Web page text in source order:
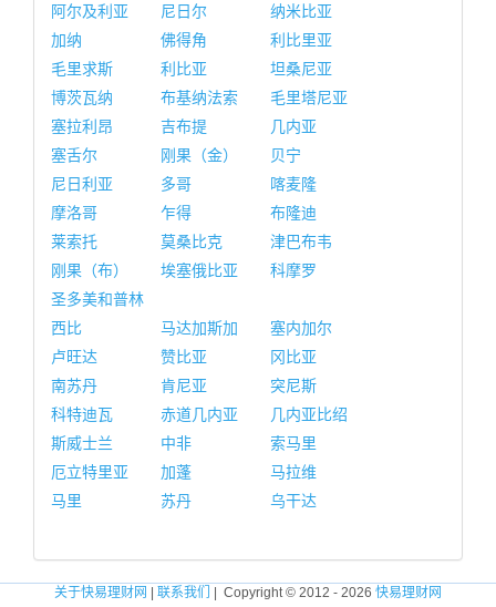
阿尔及利亚
尼日尔
纳米比亚
加纳
佛得角
利比里亚
毛里求斯
利比亚
坦桑尼亚
博茨瓦纳
布基纳法索
毛里塔尼亚
塞拉利昂
吉布提
几内亚
塞舌尔
刚果（金）
贝宁
尼日利亚
多哥
喀麦隆
摩洛哥
乍得
布隆迪
莱索托
莫桑比克
津巴布韦
刚果（布）
埃塞俄比亚
科摩罗
圣多美和普林
西比
马达加斯加
塞内加尔
卢旺达
赞比亚
冈比亚
南苏丹
肯尼亚
突尼斯
科特迪瓦
赤道几内亚
几内亚比绍
斯威士兰
中非
索马里
厄立特里亚
加蓬
马拉维
马里
苏丹 乌干达
关于快易理财网 联系我们 | Copyright © 2012 - 2026 快易理财网